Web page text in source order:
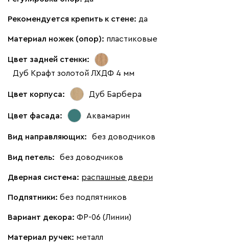
Рекомендуется крепить к стене: да
Материал ножек (опор): пластиковые
Цвет задней стенки:
Дуб Крафт золотой ЛХДФ 4 мм
Цвет корпуса: Дуб Барбера
Цвет фасада: Аквамарин
Вид направляющих: без доводчиков
Вид петель: без доводчиков
Дверная система: распашные двери
Подпятники: без подпятников
Вариант декора: ФР-06 (Линии)
Материал ручек: металл